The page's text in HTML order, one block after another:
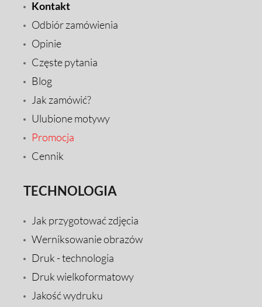
Kontakt
Odbiór zamówienia
Opinie
Częste pytania
Blog
Jak zamówić?
Ulubione motywy
Promocja
Cennik
TECHNOLOGIA
Jak przygotować zdjęcia
Werniksowanie obrazów
Druk - technologia
Druk wielkoformatowy
Jakość wydruku